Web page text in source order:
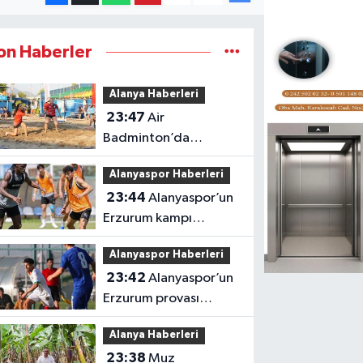
Haberler
Alanya Haberleri
23:47 Air
Badminton’da
şampiyonluk heyecanı
Alanya’da
Alanyaspor Haberleri
23:44 Alanyaspor’un
Erzurum kampı
tamamlandı
Alanyaspor Haberleri
23:42 Alanyaspor’un
Erzurum provası
golsüz tamamlandı
Alanya Haberleri
23:38 Muz